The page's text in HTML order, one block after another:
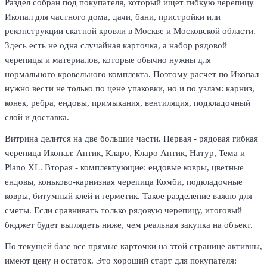
Раздел собран под покупателя, который ищет гибкую черепицу
Икопал для частного дома, дачи, бани, пристройки или
реконструкции скатной кровли в Москве и Московской области.
Здесь есть не одна случайная карточка, а набор рядовой
черепицы и материалов, которые обычно нужны для
нормального кровельного комплекта. Поэтому расчет по Икопал
нужно вести не только по цене упаковки, но и по узлам: карниз,
конек, ребра, ендовы, примыкания, вентиляция, подкладочный
слой и доставка.
Витрина делится на две большие части. Первая - рядовая гибкая
черепица Икопал: Антик, Кларо, Кларо Антик, Натур, Тема и
Plano XL. Вторая - комплектующие: ендовые ковры, цветные
ендовы, коньково-карнизная черепица Комби, подкладочные
ковры, битумный клей и герметик. Такое разделение важно для
сметы. Если сравнивать только рядовую черепицу, итоговый
бюджет будет выглядеть ниже, чем реальная закупка на объект.
По текущей базе все прямые карточки на этой странице активны,
имеют цену и остаток. Это хороший старт для покупателя: